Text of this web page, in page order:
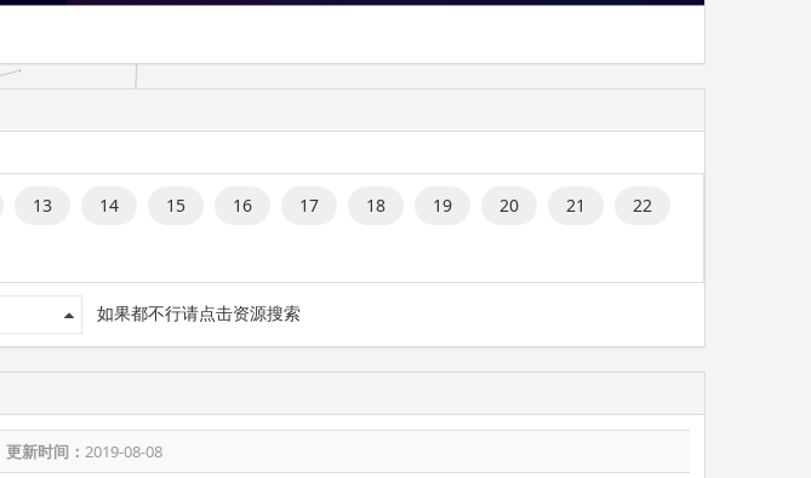
13 14 15 16 17 18 19 20 21
22
如果都不行请点击资源搜索
更新时间： 2019-08-08